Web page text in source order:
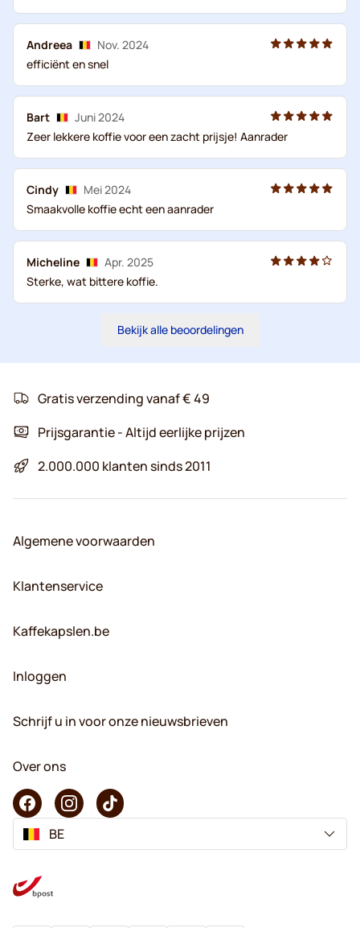
Andreea
Nov. 2024
efficiënt en snel
Bart
Juni 2024
Zeer lekkere koffie voor een zacht prijsje! Aanrader
Cindy
Mei 2024
Smaakvolle koffie echt een aanrader
Micheline
Apr. 2025
Sterke, wat bittere koffie.
Bekijk alle beoordelingen
Gratis verzending vanaf € 49
Prijsgarantie - Altijd eerlijke prijzen
2.000.000 klanten sinds 2011
Algemene voorwaarden
Klantenservice
Kaffekapslen.be
Inloggen
Schrijf u in voor onze nieuwsbrieven
Over ons
BE